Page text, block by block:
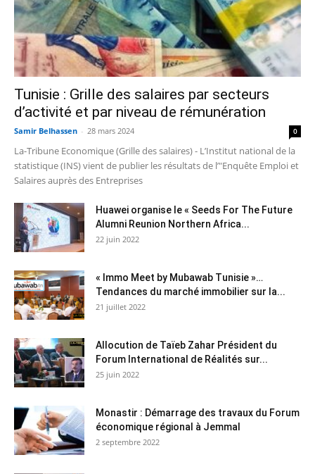
Tunisie : Grille des salaires par secteurs
d’activité et par niveau de rémunération
Samir Belhassen - 28 mars 2024 0
La-Tribune Economique (Grille des salaires) - L’Institut national de la
statistique (INS) vient de publier les résultats de l’"Enquête Emploi et
Salaires auprès des Entreprises
Huawei organise le « Seeds For The Future
Alumni Reunion Northern Africa...
22 juin 2022
« Immo Meet by Mubawab Tunisie »…
Tendances du marché immobilier sur la...
21 juillet 2022
Allocution de Taïeb Zahar Président du
Forum International de Réalités sur...
25 juin 2022
Monastir : Démarrage des travaux du Forum
économique régional à Jemmal
2 septembre 2022